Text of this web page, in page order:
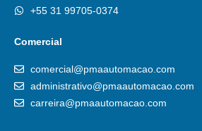
+55 31 99705-0374
Comercial
comercial@pmaautomacao.com
administrativo@pmaautomacao.com
carreira@pmaautomacao.com